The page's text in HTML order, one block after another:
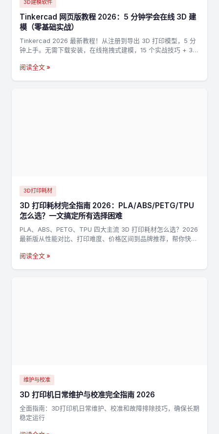
3D建模软件
Tinkercad 网页版教程 2026：5 分钟学会在线 3D 建
模（零基础实战）
Tinkercad 2026 最新教程！从注册到导出 3D 打印模型，5 分
钟上手。无需下载安装，在线拖拽式建模，15 个实战技巧 + 3
阅读全文 »
3D打印耗材
3D 打印耗材完全指南 2026：PLA/ABS/PETG/TPU
怎么选？一文搞定所有选择困难
PLA、ABS、PETG、TPU 四大主流 3D 打印耗材怎么选？2026
最新版从性能对比、打印难度、价格区间到品牌推荐，帮你快速
阅读全文 »
维护与校准
3D 打印机日常维护与校准完全指南 2026
全面指南：3D打印机日常维护、校准和故障排除技巧，确保长期
稳定运行